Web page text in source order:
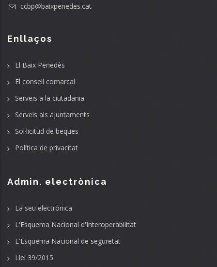
ccbp@baixpenedes.cat
Enllaços
El Baix Penedès
El consell comarcal
Serveis a la ciutadania
Serveis als ajuntaments
Sol·licitud de beques
Política de privacitat
Admin. electrònica
La seu electrònica
L'Esquema Nacional d'Interoperabilitat
L'Esquema Nacional de seguretat
Llei 39/2015